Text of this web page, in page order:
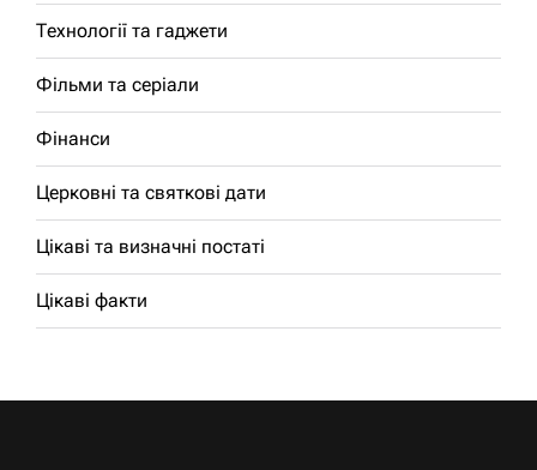
Технології та гаджети
Фільми та серіали
Фінанси
Церковні та святкові дати
Цікаві та визначні постаті
Цікаві факти